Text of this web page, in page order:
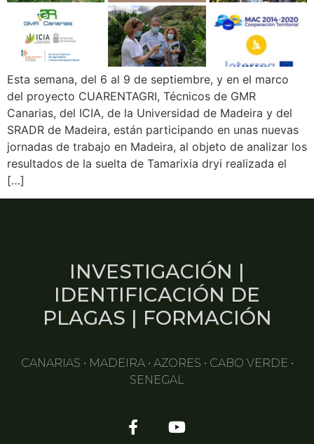
Esta semana, del 6 al 9 de septiembre, y en el marco
del proyecto CUARENTAGRI, Técnicos de GMR
Canarias, del ICIA, de la Universidad de Madeira y del
SRADR de Madeira, están participando en unas nuevas
jornadas de trabajo en Madeira, al objeto de analizar los
resultados de la suelta de Tamarixia dryi realizada el
[…]
INVESTIGACIÓN |
IDENTIFICACIÓN DE
PLAGAS | FORMACIÓN
CANARIAS • MADEIRA • AZORES • CABO VERDE •
SENEGAL